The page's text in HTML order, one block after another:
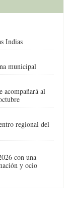
Indias
municipal
acompañará al
regional del
con una
y ocio